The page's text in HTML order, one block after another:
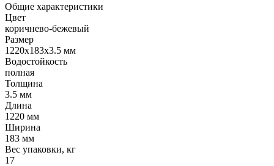
Общие характеристики
Цвет
коричнево-бежевый
Размер
1220х183х3.5 мм
Водостойкость
полная
Толщина
3.5 мм
Длина
1220 мм
Ширина
183 мм
Вес упаковки, кг
17